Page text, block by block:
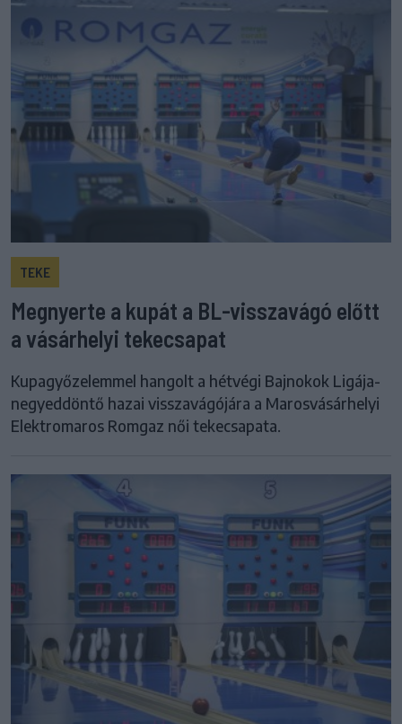
TEKE
Megnyerte a kupát a BL-visszavágó előtt
a vásárhelyi tekecsapat
Kupagyőzelemmel hangolt a hétvégi Bajnokok Ligája-
negyeddöntő hazai visszavágójára a Marosvásárhelyi
Elektromaros Romgaz női tekecsapata.